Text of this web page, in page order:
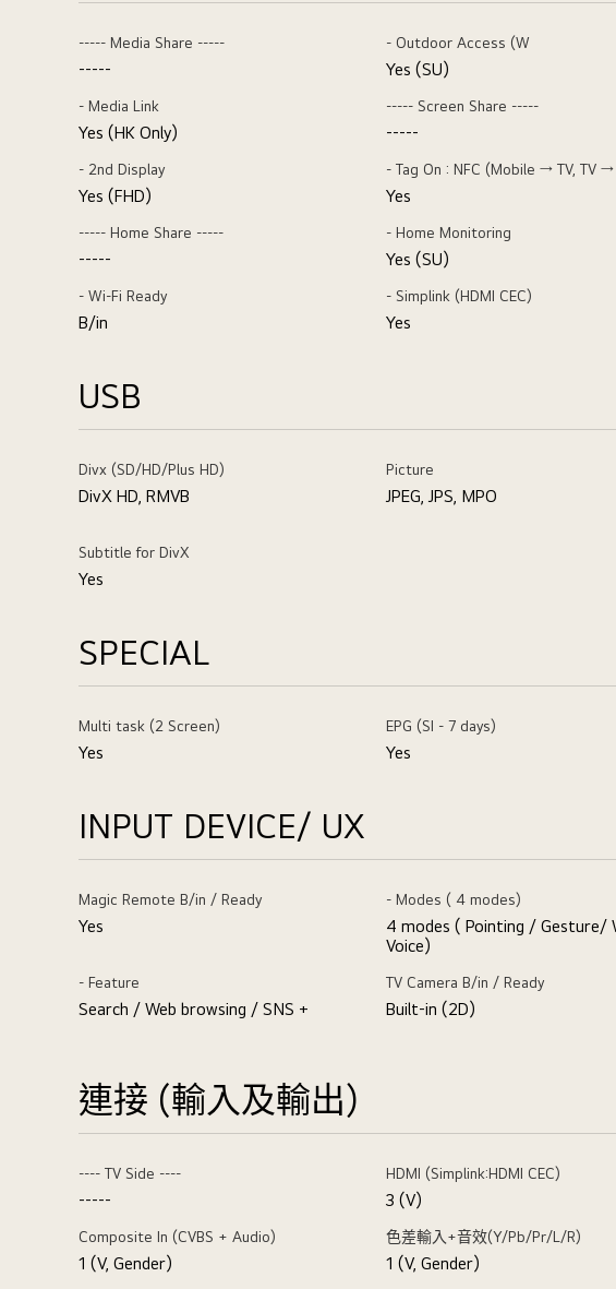
----- Media Share -----
-----
- Outdoor Access (W
Yes (SU)
- Media Link
Yes (HK Only)
----- Screen Share -----
-----
- 2nd Display
Yes (FHD)
- Tag On : NFC (Mobile → TV, TV
Yes
----- Home Share -----
-----
- Home Monitoring
Yes (SU)
- Wi-Fi Ready
B/in
- Simplink (HDMI CEC)
Yes
USB
Divx (SD/HD/Plus HD)
DivX HD, RMVB
Picture
JPEG, JPS, MPO
Subtitle for DivX
Yes
SPECIAL
Multi task (2 Screen)
Yes
EPG (SI - 7 days)
Yes
INPUT DEVICE/ UX
Magic Remote B/in / Ready
Yes
- Modes ( 4 modes)
4 modes ( Pointing / Gesture/
Voice)
- Feature
Search / Web browsing / SNS +
TV Camera B/in / Ready
Built-in (2D)
連接 (輸入及輸出)
---- TV Side ----
-----
HDMI (Simplink:HDMI CEC)
3 (V)
Composite In (CVBS + Audio)
1 (V, Gender)
色差輸入+音效(Y/Pb/Pr/L/R)
1 (V, Gender)